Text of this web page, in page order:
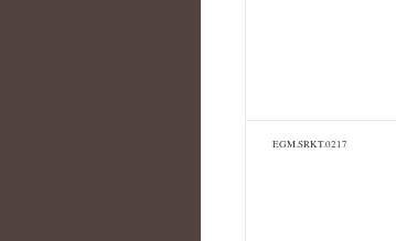
EGM.SRKT.0217